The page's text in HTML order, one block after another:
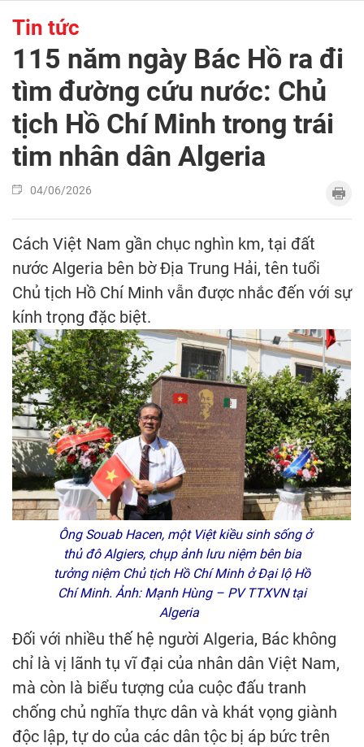
Tin tức
115 năm ngày Bác Hồ ra đi
tìm đường cứu nước: Chủ
tịch Hồ Chí Minh trong trái
tim nhân dân Algeria
04/06/2026
Cách Việt Nam gần chục nghìn km, tại đất
nước Algeria bên bờ Địa Trung Hải, tên tuổi
Chủ tịch Hồ Chí Minh vẫn được nhắc đến với sự
kính trọng đặc biệt.
Ông Souab Hacen, một Việt kiều sinh sống ở
thủ đô Algiers, chụp ảnh lưu niệm bên bia
tưởng niệm Chủ tịch Hồ Chí Minh ở Đại lộ Hồ
Chí Minh. Ảnh: Mạnh Hùng – PV TTXVN tại
Algeria
Đối với nhiều thế hệ người Algeria, Bác không
chỉ là vị lãnh tụ vĩ đại của nhân dân Việt Nam,
mà còn là biểu tượng của cuộc đấu tranh
chống chủ nghĩa thực dân và khát vọng giành
độc lập, tự do của các dân tộc bị áp bức trên